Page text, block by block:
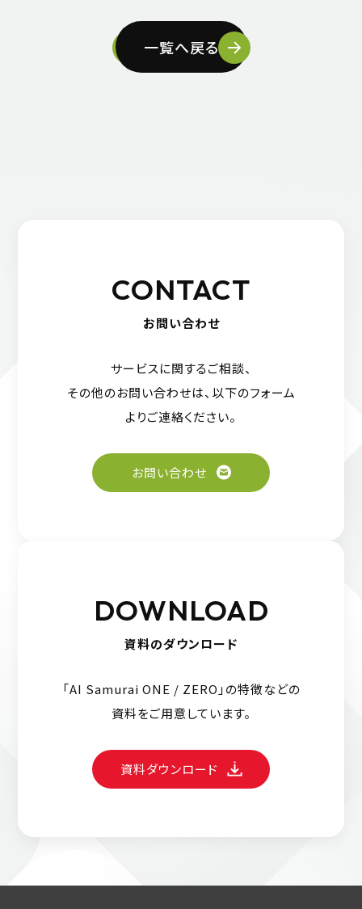
一覧へ戻る
CONTACT
お問い合わせ
サービスに関するご相談、
その他のお問い合わせは、 以下のフォーム
よりご連絡ください。
お問い合わせ
DOWNLOAD
資料のダウンロード
「AI Samurai ONE / ZERO」の特徴などの
資料をご用意しています。
資料ダウンロード